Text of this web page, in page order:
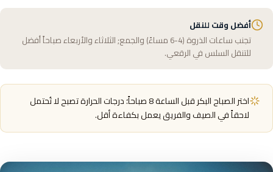
أفضل وقت للنقل
تجنب ساعات الذروة (4-6 مساءً) والجمع; الثلاثاء والأربعاء صباحاً أفضل
للتنقل السلس في الرقعي.
اختر الصباح البكر قبل الساعة 8 صباحاً؛ درجات الحرارة تصبح لا تُحتمل
لاحقاً في الصيف والفريق يعمل بكفاءة أقل.